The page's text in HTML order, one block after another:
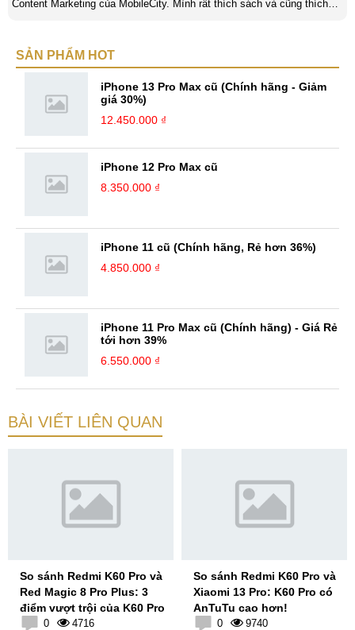
Content Marketing của MobileCity. Mình rất thích sách và cũng thích
bản thân Đỗ Đức Sang, viết chính là gửi gắm lại những cảm xúc, cảm
SẢN PHẨM HOT
iPhone 13 Pro Max cũ (Chính hãng - Giảm
giá 30%)
12.450.000 ₫
iPhone 12 Pro Max cũ
8.350.000 ₫
iPhone 11 cũ (Chính hãng, Rẻ hơn 36%)
4.850.000 ₫
iPhone 11 Pro Max cũ (Chính hãng) - Giá Rẻ
tới hơn 39%
6.550.000 ₫
BÀI VIẾT LIÊN QUAN
So sánh Redmi K60 Pro và
Red Magic 8 Pro Plus: 3
điểm vượt trội của K60 Pro
0 4716
So sánh Redmi K60 Pro và
Xiaomi 13 Pro: K60 Pro có
AnTuTu cao hơn!
0 9740